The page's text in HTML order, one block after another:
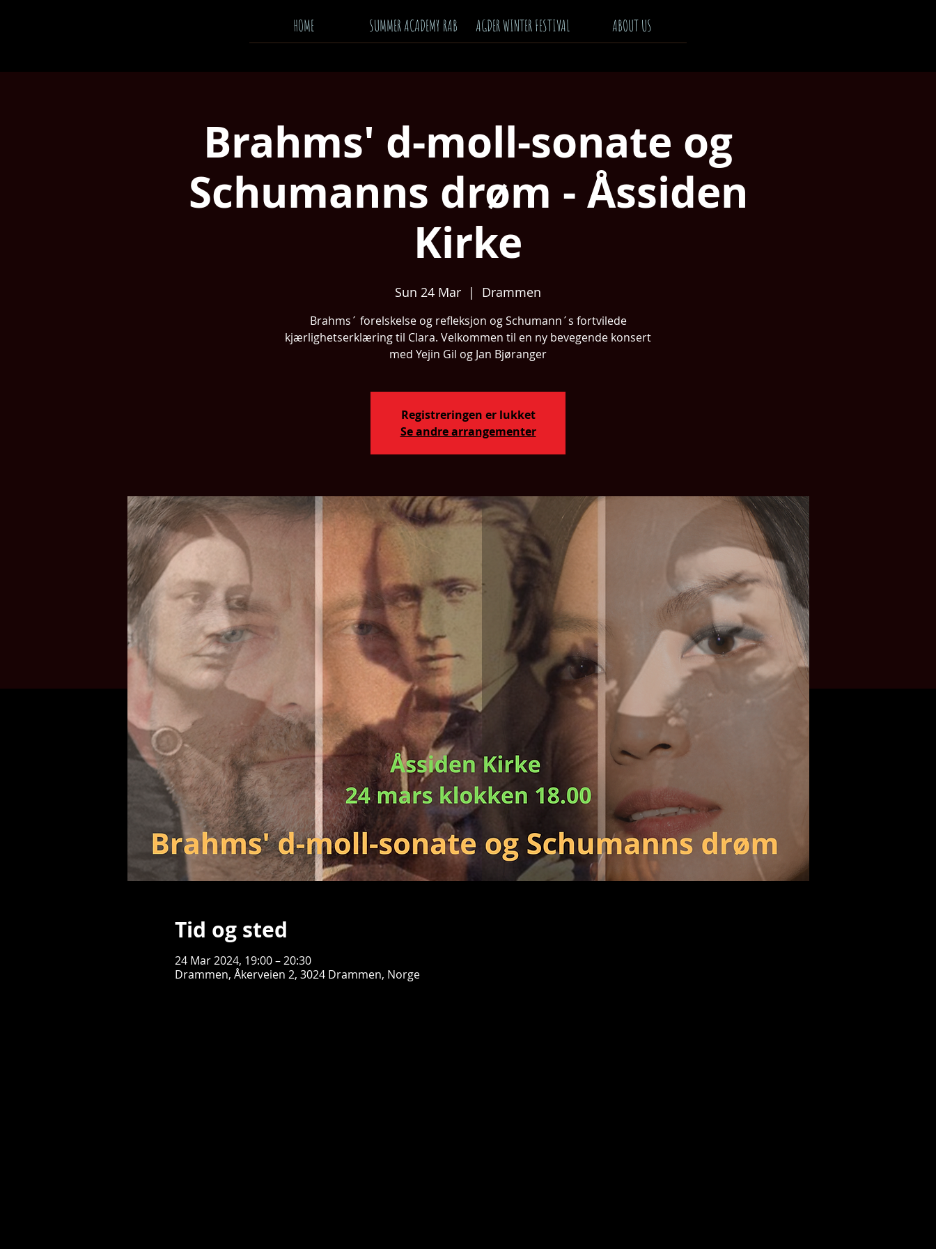
HOME SUMMER ACADEMY RAB AGDER WINTER FESTIVAL ABOUT US
Brahms' d-moll-sonate og
Schumanns drøm - Åssiden
Kirke
Sun 24 Mar
  |
Drammen
Brahms´ forelskelse og refleksjon og Schumann´s fortvilede
kjærlighetserklæring til Clara. Velkommen til en ny bevegende konsert
med Yejin Gil og Jan Bjøranger
Registreringen er lukket
Se andre arrangementer
Tid og sted
24 Mar 2024, 19:00 – 20:30
Drammen, Åkerveien 2, 3024 Drammen, Norge